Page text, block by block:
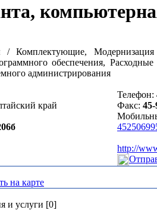
/ Комплектующие, Модернизация
обеспечения,
администрирования
край
Телефон:
Факс: 45-
http://
на карте
и услуги [0]